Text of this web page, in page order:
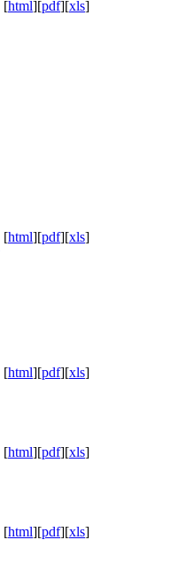
[html][pdf][xls]
[html][pdf][xls]
[html][pdf][xls]
[html][pdf][xls]
[html][pdf][xls]